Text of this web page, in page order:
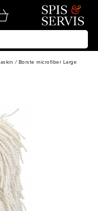
/ Borste microfiber Large